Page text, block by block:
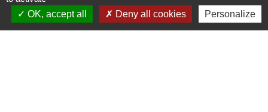
Décès lié à un accident du travail
Décès lié à une maladie professionnelle
OK, accept all
Deny all cookies Personalize